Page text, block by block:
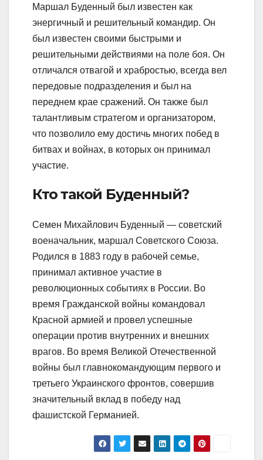
Маршал Буденный был известен как
энергичный и решительный командир. Он
был известен своими быстрыми и
решительными действиями на поле боя. Он
отличался отвагой и храбростью, всегда вел
передовые подразделения и был на
переднем крае сражений. Он также был
талантливым стратегом и организатором,
что позволило ему достичь многих побед в
битвах и войнах, в которых он принимал
участие.
Кто такой Буденный?
Семен Михайлович Буденный — советский
военачальник, маршал Советского Союза.
Родился в 1883 году в рабочей семье,
принимал активное участие в
революционных событиях в России. Во
время Гражданской войны командовал
Красной армией и провел успешные
операции против внутренних и внешних
врагов. Во время Великой Отечественной
войны был главнокомандующим первого и
третьего Украинского фронтов, совершив
значительный вклад в победу над
фашистской Германией.